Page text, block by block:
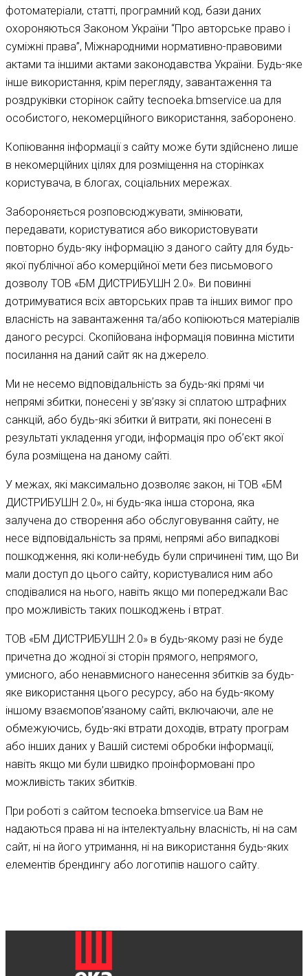
фотоматеріали, статті, програмний код, бази даних
охороняються Законом України “Про авторське право і
суміжні права”, Міжнародними нормативно-правовими
актами та іншими актами законодавства України. Будь-яке
інше використання, крім перегляду, завантаження та
роздруківки сторінок сайту tecnoeka.bmservice.ua для
особистого, некомерційного використання, заборонено.
Копіювання інформації з сайту може бути здійснено лише
в некомерційних цілях для розміщення на сторінках
користувача, в блогах, соціальних мережах.
Забороняється розповсюджувати, змінювати,
передавати, користуватися або використовувати
повторно будь-яку інформацію з даного сайту для будь-
якої публічної або комерційної мети без письмового
дозволу ТОВ «БМ ДИСТРИБУШН 2.0». Ви повинні
дотримуватися всіх авторських прав та інших вимог про
власність на завантаження та/або копіюються матеріалів
даного ресурсі. Скопійована інформація повинна містити
посилання на даний сайт як на джерело.
Ми не несемо відповідальність за будь-які прямі чи
непрямі збитки, понесені у зв’язку зі сплатою штрафних
санкцій, або будь-які збитки й витрати, які понесені в
результаті укладення угоди, інформація про об’єкт якої
була розміщена на даному сайті.
У межах, які максимально дозволяє закон, ні ТОВ «БМ
ДИСТРИБУШН 2.0», ні будь-яка інша сторона, яка
залучена до створення або обслуговування сайту, не
несе відповідальність за прямі, непрямі або випадкові
пошкодження, які коли-небудь були спричинені тим, що Ви
мали доступ до цього сайту, користувалися ним або
сподівалися на нього, навіть якщо ми попереджали Вас
про можливість таких пошкоджень і втрат.
ТОВ «БМ ДИСТРИБУШН 2.0» в будь-якому разі не буде
причетна до жодної зі сторін прямого, непрямого,
умисного, або ненавмисного нанесення збитків за будь-
яке використання цього ресурсу, або на будь-якому
іншому взаємопов’язаному сайті, включаючи, але не
обмежуючись, будь-які втрати доходів, втрату програм
або інших даних у Вашій системі обробки інформації,
навіть якщо ми були швидко проінформовані про
можливість таких збитків.
При роботі з сайтом tecnoeka.bmservice.ua Вам не
надаються права ні на інтелектуальну власність, ні на сам
сайт, ні на його утримання, ні на використання будь-яких
елементів брендингу або логотипів нашого сайту.